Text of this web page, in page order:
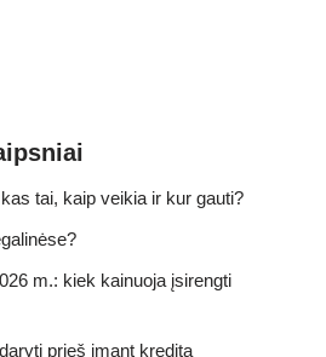
tai, kaip veikia ir kur gauti?
m.: kiek kainuoja įsirengti
prieš imant kreditą